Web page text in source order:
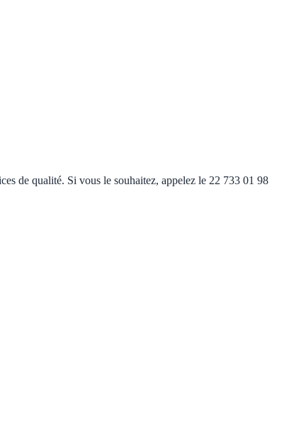
de qualité. Si vous le souhaitez, appelez le 22 733 01 98